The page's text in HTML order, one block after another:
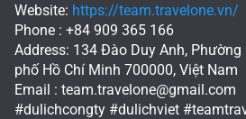
Website: https://team.travelone.vn/
Phone : +84 909 365 166
Address: 134 Đào Duy Anh, Phường
phố Hồ Chí Minh 700000, Việt Nam
Email : team.travelone@gmail.com
#dulichcongty #dulichviet